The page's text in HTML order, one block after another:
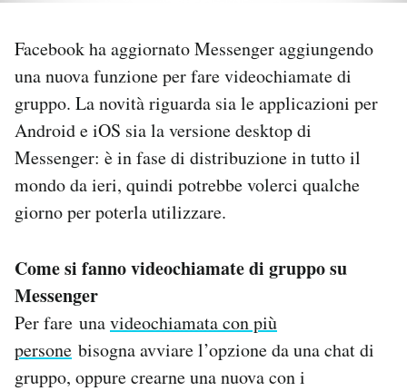
CALENDARIO
AREA PERSONALE
Area Personale
Notifiche mobile
Regala il Post
Hai bisogno di aiuto?
Esci
Facebook ha aggiornato Messenger aggiungendo
una nuova funzione per fare videochiamate di
gruppo. La novità riguarda sia le applicazioni per
Android e iOS sia la versione desktop di
Messenger: è in fase di distribuzione in tutto il
mondo da ieri, quindi potrebbe volerci qualche
giorno per poterla utilizzare.
Come si fanno videochiamate di gruppo su
Messenger
Per fare unavideochiamata con più
persone bisogna avviare l’opzione da una chat di
gruppo, oppure crearne una nuova con i